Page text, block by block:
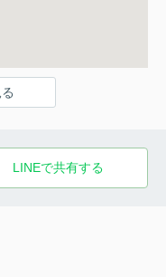
LINEで共有する